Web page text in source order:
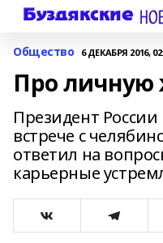
Общество 6 ДЕКАБРЯ 2016,
Про личную
Президент
встрече с
ответил на
карьерные